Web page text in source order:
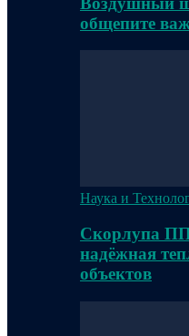
общепите
Наука и
Скорлупа
надёжная
объектов